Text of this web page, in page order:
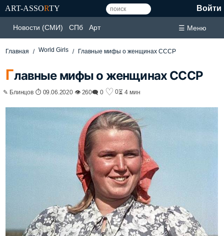
ART-ASSORTY Войти
Новости (СМИ) СПб Арт ☰ Меню
Главная World Girls Главные мифы о женщинах СССР
Главные мифы о женщинах СССР
✎ Блинцов ⏱ 09.06.2020 👁 260🗨 0 ♡ 0⏳ 4 мин